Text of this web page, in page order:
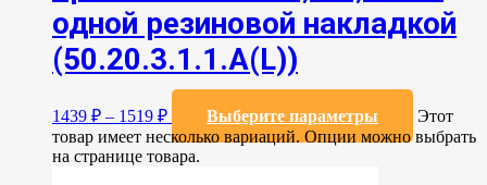
одной резиновой накладкой
(50.20.3.1.1.А(L))
1439 ₽ – 1519 ₽ Выберите параметры
Этот
товар имеет несколько вариаций. Опции можно выбрать
на странице товара.